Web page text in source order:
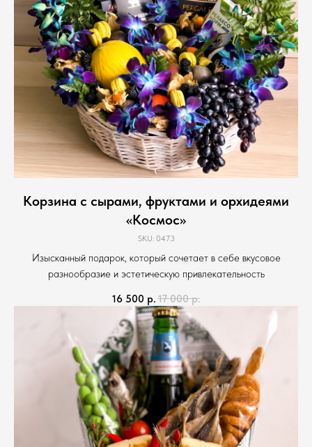
Корзина с сырами, фруктами и орхидеями
«Космос»
SKU: 0473
Изысканный подарок, который сочетает в себе вкусовое
разнообразие и эстетическую привлекательность
16 500 р.17 000 р.